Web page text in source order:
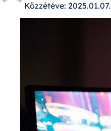
Közzétéve: 2025.01.07.